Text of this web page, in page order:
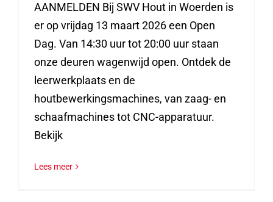
AANMELDEN Bij SWV Hout in Woerden is
er op vrijdag 13 maart 2026 een Open
Dag. Van 14:30 uur tot 20:00 uur staan
onze deuren wagenwijd open. Ontdek de
leerwerkplaats en de
houtbewerkingsmachines, van zaag- en
schaafmachines tot CNC-apparatuur.
Bekijk
Lees meer